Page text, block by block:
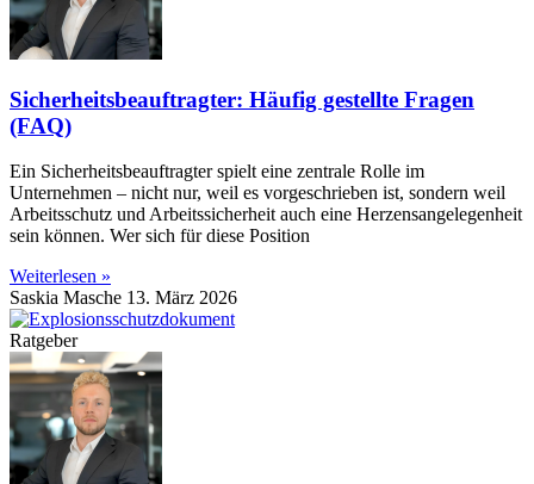
Sicherheitsbeauftragter: Häufig gestellte Fragen
(FAQ)
Ein Sicherheitsbeauftragter spielt eine zentrale Rolle im
Unternehmen – nicht nur, weil es vorgeschrieben ist, sondern weil
Arbeitsschutz und Arbeitssicherheit auch eine Herzensangelegenheit
sein können. Wer sich für diese Position
Weiterlesen »
Saskia Masche 13. März 2026
Ratgeber